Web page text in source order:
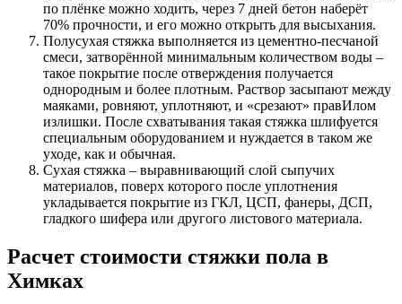
по плёнке можно ходить, через 7 дней бетон наберёт
70% прочности, и его можно открыть для высыхания.
Полусухая стяжка выполняется из цементно-песчаной
смеси, затворённой минимальным количеством воды –
такое покрытие после отверждения получается
однородным и более плотным. Раствор засыпают между
маяками, ровняют, уплотняют, и «срезают» правИлом
излишки. После схватывания такая стяжка шлифуется
специальным оборудованием и нуждается в таком же
уходе, как и обычная.
Сухая стяжка – выравнивающий слой сыпучих
материалов, поверх которого после уплотнения
укладывается покрытие из ГКЛ, ЦСП, фанеры, ДСП,
гладкого шифера или другого листового материала.
Расчет стоимости стяжки пола в
Химках